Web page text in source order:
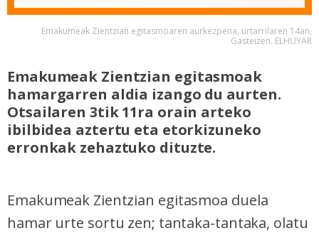
Emakumeak Zientzian egitasmoaren aurkezpena, urtarrilaren 14an,
Gasteizen. ELHUYAR
Emakumeak Zientzian egitasmoak
hamargarren aldia izango du aurten.
Otsailaren 3tik 11ra orain arteko
ibilbidea aztertu eta etorkizuneko
erronkak zehaztuko dituzte.
Emakumeak Zientzian egitasmoa duela
hamar urte sortu zen; tantaka-tantaka, olatu